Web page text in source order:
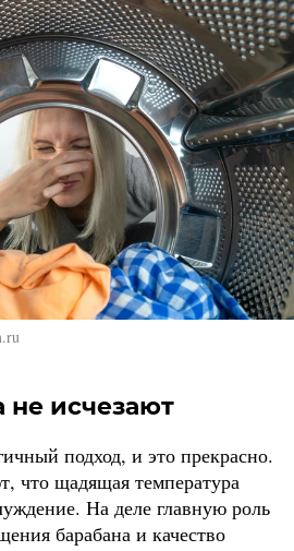
не исчезают
подход, и это прекрасно.
что щадящая температура
На деле главную роль
барабана и качество